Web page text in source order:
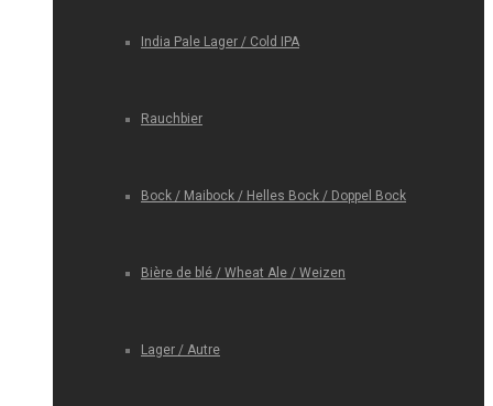
India Pale Lager / Cold IPA
Rauchbier
Bock / Maibock / Helles Bock / Doppel Bock
Bière de blé / Wheat Ale / Weizen
Lager / Autre